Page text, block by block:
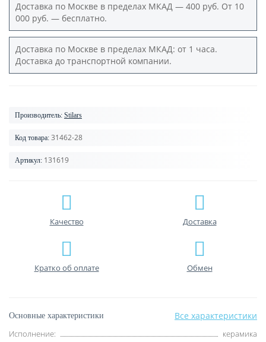
Доставка по Москве в пределах МКАД — 400 руб. От 10
000 руб. — бесплатно.
Доставка по Москве в пределах МКАД: от 1 часа.
Доставка до транспортной компании.
Производитель: Stilars
Код товара: 31462-28
Артикул: 131619
Качество Доставка
Кратко об оплате Обмен
Основные характеристики Все характеристики
Исполнение:
керамика